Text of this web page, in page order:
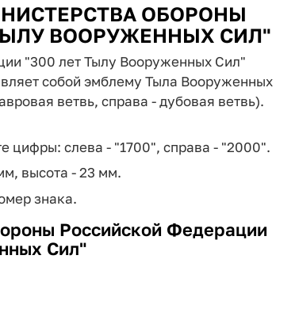
ОБОРОНЫ
ВООРУЖЕННЫХ СИЛ"
"300 лет Тылу Вооруженных Сил"
собой эмблему Тыла Вооруженных
ветвь, справа - дубовая ветвь).
цифры: слева - "1700", справа - "2000".
высота - 23 мм.
знака.
Российской Федерации
Сил"